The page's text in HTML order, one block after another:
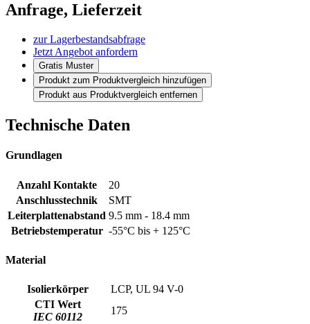
Anfrage, Lieferzeit
zur Lagerbestandsabfrage
Jetzt Angebot anfordern
Gratis Muster
Produkt zum Produktvergleich hinzufügen
Produkt aus Produktvergleich entfernen
Technische Daten
Grundlagen
Anzahl Kontakte
20
Anschlusstechnik
SMT
Leiterplattenabstand 9.5 mm - 18.4 mm
Betriebstemperatur -55°C bis + 125°C
Material
Isolierkörper
LCP, UL 94 V-0
CTI Wert
IEC 60112
175